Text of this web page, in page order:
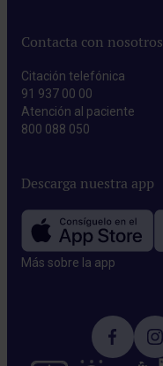
Contacta con nosotros
Citación telefónica
91 937 00 00
Atención al paciente
800 088 050
Descarga nuestra app
Más sobre la app​